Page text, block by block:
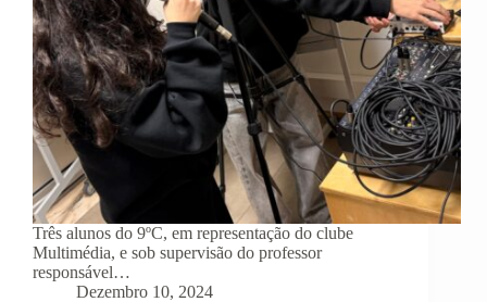
Três alunos do 9ºC, em representação do clube
Multimédia, e sob supervisão do professor
responsável…
Dezembro 10, 2024